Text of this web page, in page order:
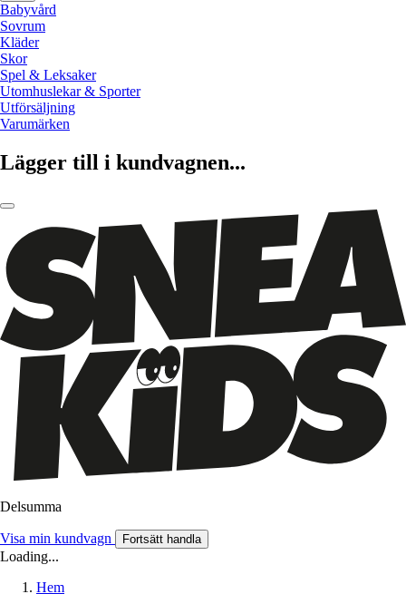
Babyvård
Sovrum
Kläder
Skor
Spel & Leksaker
Utomhuslekar & Sporter
Utförsäljning
Varumärken
Lägger till i kundvagnen...
Delsumma
Visa min kundvagn Fortsätt handla
Loading...
Hem